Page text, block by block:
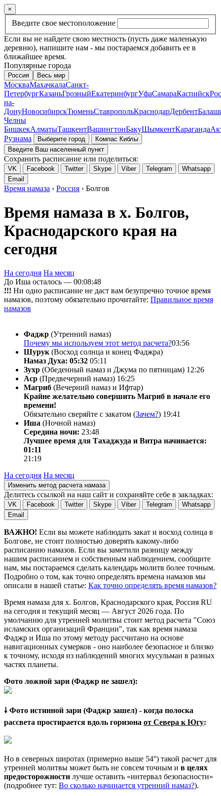
×
Введите свое местоположение
Если вы не найдете свою местность (пусть даже маленькую
деревню), напишите нам - мы постараемся добавить ее в
ближайшее время.
Популярные города
Россия Весь мир
МоскваМахачкалаСанкт-
ПетербургКазаньГрозныйЕкатеринбургУфаСамараКаспийск
на-
ДонуНовосибирскТюменьСтавропольКраснодарДербент
Челны
БишкекАлматыТашкентВашингтонБакуШымкентКараганда
Рузнама
Выберите город
Компас Киблы
Введите Ваш населенный пункт
Сохранить расписание или поделиться:
VK Facebook Twitter Skype Viber Telegram
Whatsapp
Email
Время намаза › Россия › Болгов
Время намаза в х. Болгов,
Краснодарского края на
сегодня
На сегодня На месяц
До Иша осталось — 00:08:48
!!! Ни одно расписание не даст вам безупречно точное время
намазов, поэтому обязательно прочитайте: Правильное время
намазов
Фаджр (Утренний намаз)
Почему мы используем этот метод расчета?03:56
Шурук (Восход солнца и конец Фаджра)
Намаз Духа: 05:32 05:11
Зухр (Обеденный намаз и Джума по пятницам) 12:26
Аср (Предвечерний намаз) 16:25
Магриб (Вечерний намаз и Ифтар)
Крайне желательно совершить Магриб в начале его
времени!
Обязательно сверяйте с закатом (Зачем?) 19:41
Иша (Ночной намаз)
Середина ночи: 23:48
Лучшее время для Тахаджуда и Витра начинается:
01:11
21:19
На сегодня На месяц
Изменить метод расчета намаза
Делитесь ссылкой на наш сайт и сохраняйте себе в закладках:
VK Facebook Twitter Skype Viber Telegram
Whatsapp
Email
ВАЖНО! Если вы можете наблюдать закат и восход солнца в
Болгове, не стоит полностью доверять какому-либо
расписанию намазов. Если вы заметили разницу между
нашим расписанием и собственным наблюдением, сообщите
нам, мы постараемся сделать календарь молитв более точным.
Подробно о том, как точно определять времена намазов мы
описали в нашей статье: Как точно определять время намазов?
Время намаза для х. Болгов, Краснодарского края, Россия RU
на сегодня и текущий месяц — Август 2026 года. По
умолчанию для утренней молитвы стоит метод расчета "Союз
исламских организаций Франции", так как время намаза
Фаджр и Иша по этому методу рассчитано на основе
навигационных сумерков - оно наиболее безопасное и близко
к точному, исходя из наблюдений многих мусульман в разных
частях планеты.
Фото ложной зари (Фаджр не зашел):
🠗 Фото истинной зари (Фаджр зашел) - когда полоска
рассвета простирается вдоль горизона от Севера к Югу:
Но в северных широтах (примерно выше 54°) такой расчет для
утренней молитвы может быть не совсем точным и в целях
предосторожности лучше оставить «интервал безопасности»
(подробнее тут: Во сколько начинается утренний намаз?).